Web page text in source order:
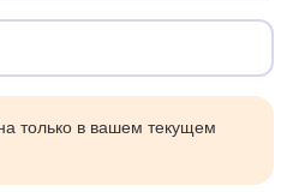
только в вашем текущем